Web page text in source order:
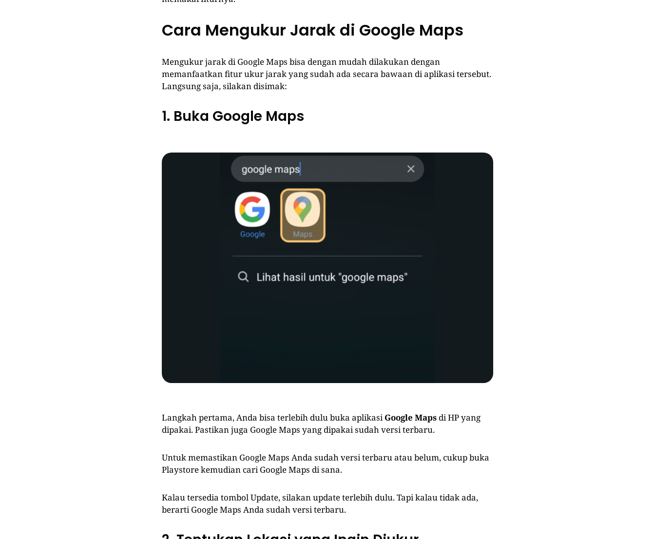
Cara Mengukur Jarak di Google Maps
Mengukur jarak di Google Maps bisa dengan mudah dilakukan dengan
memanfaatkan fitur ukur jarak yang sudah ada secara bawaan di aplikasi tersebut.
Langsung saja, silakan disimak:
1. Buka Google Maps
Langkah pertama, Anda bisa terlebih dulu buka aplikasi Google Maps di HP yang
dipakai. Pastikan juga Google Maps yang dipakai sudah versi terbaru.
Untuk memastikan Google Maps Anda sudah versi terbaru atau belum, cukup buka
Playstore kemudian cari Google Maps di sana.
Kalau tersedia tombol Update, silakan update terlebih dulu. Tapi kalau tidak ada,
berarti Google Maps Anda sudah versi terbaru.